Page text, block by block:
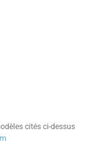
cités ci-dessus